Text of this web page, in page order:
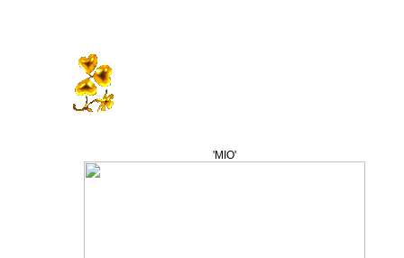
'MIO'